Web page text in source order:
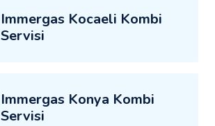
Immergas Kocaeli Kombi
Servisi
Immergas Konya Kombi
Servisi